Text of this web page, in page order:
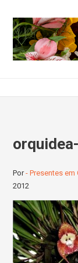
Por- Presentes
2012